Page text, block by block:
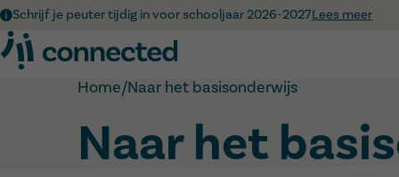
Schrijf je peuter tijdig in voor schooljaar 2026-2027Lees meer
Home/Naar het basisonderwijs
Naar het